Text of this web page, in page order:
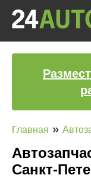
Главная »
Санкт-